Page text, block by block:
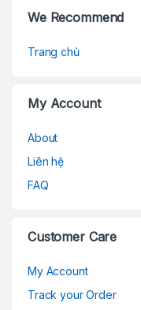
We Recommend
Trang chủ
My Account
About
Liên hệ
FAQ
Customer Care
My Account
Track your Order